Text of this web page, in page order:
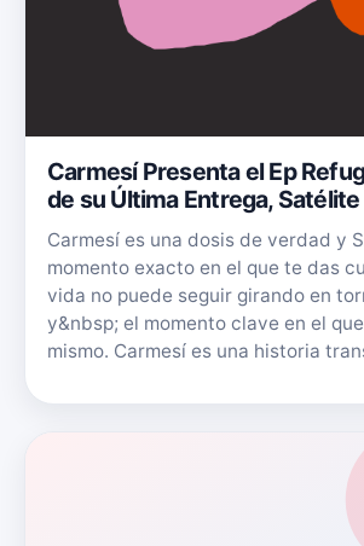
Carmesí Presenta el Ep
de su Última Entrega, Satélite
Carmesí es una dosis de verdad y
momento exacto en el que te das
vida no puede seguir girando en
y&nbsp; el momento clave en el
mismo. Carmesí es una historia